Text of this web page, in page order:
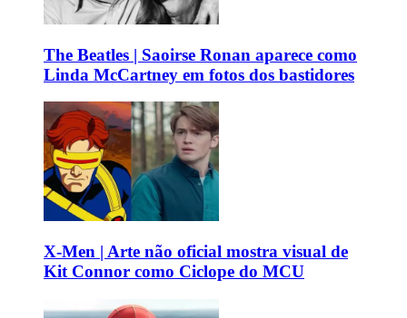
The Beatles | Saoirse Ronan aparece como
Linda McCartney em fotos dos bastidores
X-Men | Arte não oficial mostra visual de
Kit Connor como Ciclope do MCU